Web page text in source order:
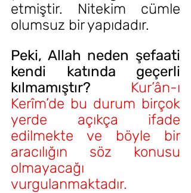
etmiştir. Nitekim cümle
olumsuz bir yapıdadır.
Peki, Allah neden şefaati
kendi katında geçerli
kılmamıştır?
Kur’ân-ı
Kerîm’de bu durum birçok
yerde açıkça ifade
edilmekte ve böyle bir
aracılığın söz konusu
olmayacağı
vurgulanmaktadır.